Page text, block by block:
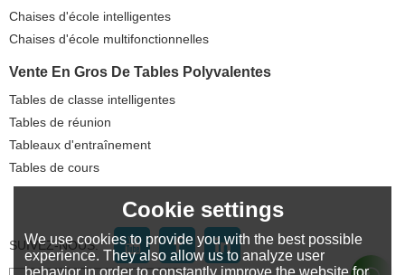
Chaises d'école intelligentes
Chaises d'école multifonctionnelles
Vente En Gros De Tables Polyvalentes
Tables de classe intelligentes
Tables de réunion
Tableaux d'entraînement
Tables de cours
SUIVEZ-NOUS:
Cookie settings
We use cookies to provide you with the best possible
experience. They also allow us to analyze user
behavior in order to constantly improve the website for